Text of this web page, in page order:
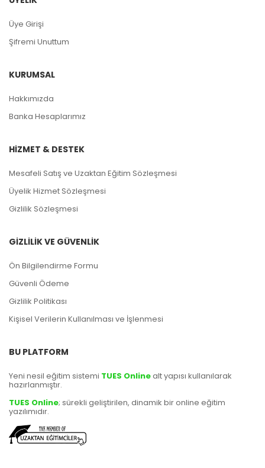
Üye Girişi
Şifremi Unuttum
KURUMSAL
Hakkımızda
Banka Hesaplarımız
HİZMET & DESTEK
Mesafeli Satış ve Uzaktan Eğitim Sözleşmesi
Üyelik Hizmet Sözleşmesi
Gizlilik Sözleşmesi
GİZLİLİK VE GÜVENLİK
Ön Bilgilendirme Formu
Güvenli Ödeme
Gizlilik Politikası
Kişisel Verilerin Kullanılması ve İşlenmesi
BU PLATFORM
Yeni nesil eğitim sistemi TUES Onlinealt yapısı kullanılarak
hazırlanmıştır.
TUES Online; sürekli geliştirilen, dinamik bir online eğitim
yazılımıdır.